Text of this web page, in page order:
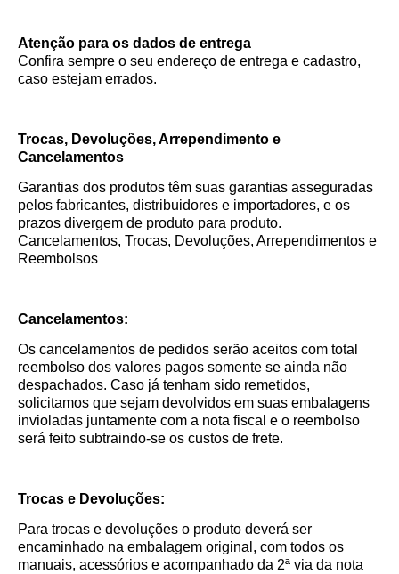
Atenção para os dados de entrega
Confira sempre o seu endereço de entrega e cadastro,
caso estejam errados.
Trocas, Devoluções, Arrependimento e
Cancelamentos
Garantias dos produtos têm suas garantias asseguradas
pelos fabricantes, distribuidores e importadores, e os
prazos divergem de produto para produto.
Cancelamentos, Trocas, Devoluções, Arrependimentos e
Reembolsos
Cancelamentos:
Os cancelamentos de pedidos serão aceitos com total
reembolso dos valores pagos somente se ainda não
despachados. Caso já tenham sido remetidos,
solicitamos que sejam devolvidos em suas embalagens
invioladas juntamente com a nota fiscal e o reembolso
será feito subtraindo-se os custos de frete.
Trocas e Devoluções:
Para trocas e devoluções o produto deverá ser
encaminhado na embalagem original, com todos os
manuais, acessórios e acompanhado da 2ª via da nota